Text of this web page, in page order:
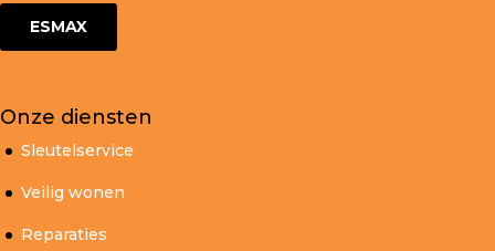
ESMAX
Onze diensten
Sleutelservice
Veilig wonen
Reparaties